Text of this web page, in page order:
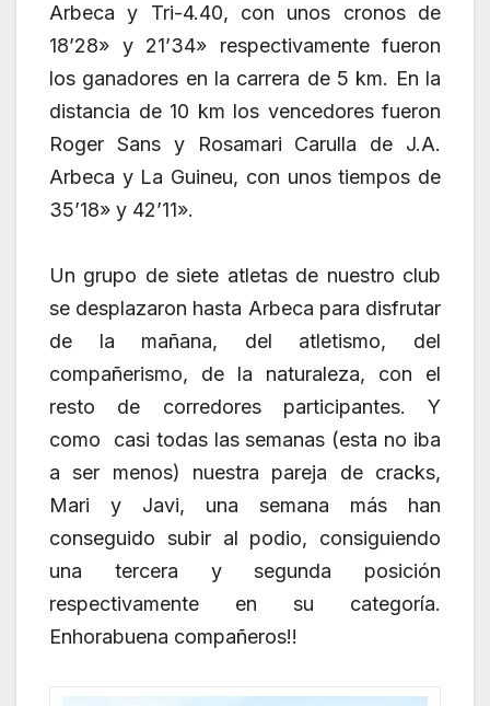
Arbeca y Tri-4.40, con unos cronos de
18’28» y 21’34» respectivamente fueron
los ganadores en la carrera de 5 km. En la
distancia de 10 km los vencedores fueron
Roger Sans y Rosamari Carulla de J.A.
Arbeca y La Guineu, con unos tiempos de
35’18» y 42’11».
Un grupo de siete atletas de nuestro club
se desplazaron hasta Arbeca para disfrutar
de la mañana, del atletismo, del
compañerismo, de la naturaleza, con el
resto de corredores participantes. Y
como casi todas las semanas (esta no iba
a ser menos) nuestra pareja de cracks,
Mari y Javi, una semana más han
conseguido subir al podio, consiguiendo
una tercera y segunda posición
respectivamente en su categoría.
Enhorabuena compañeros!!